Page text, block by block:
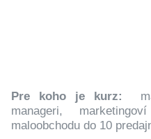
Pre koho je kurz:
manageri,
maloobchodu do 10